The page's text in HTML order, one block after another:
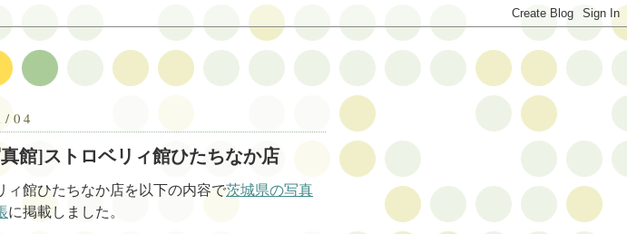
04
館]ストロベリィ館ひたちなか店
ィ館ひたちなか店を以下の内容で茨城県の写真
に掲載しました。